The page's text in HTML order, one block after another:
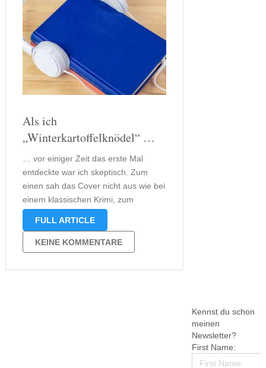
Als ich
„Winterkartoffelknödel“ …
… vor einiger Zeit das erste Mal
entdeckte war ich skeptisch. Zum
einen sah das Cover nicht aus wie bei
einem klassischen Krimi, zum
anderen war ich mir nicht sicher, wie
Als ich dann vor Kurzem bei
Lovelybooks wieder einmal auf …
FULL ARTICLE
KEINE KOMMENTARE
Kennst du schon
meinen
Newsletter?
First Name: